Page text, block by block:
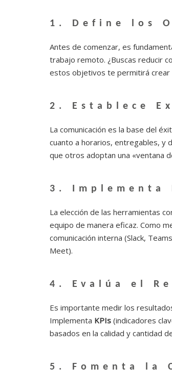
1. Define los
Antes de comenzar, es
trabajo remoto. ¿Buscas reducir
estos objetivos te permitirá crear
2. Establece
La comunicación es la base del
cuanto a horarios, entregables, y
que otros adoptan una «ventana
3.
La elección de las herramientas
equipo de manera eficaz. Como
comunicación interna (Slack,
Meet).
4. Evalúa el
Es importante medir los
Implementa KPIs (indicadores
basados en la calidad y cantidad
5. Fomenta la